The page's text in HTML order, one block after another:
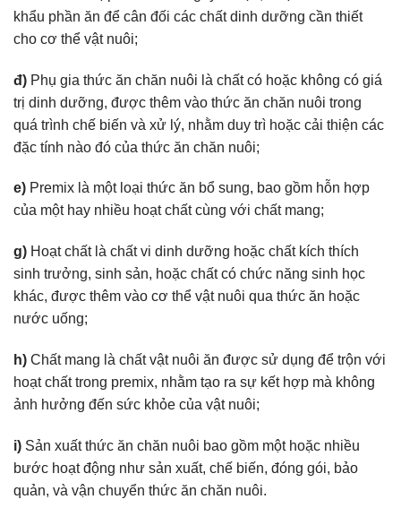
khẩu phần ăn để cân đối các chất dinh dưỡng cần thiết
cho cơ thể vật nuôi;
đ) Phụ gia thức ăn chăn nuôi là chất có hoặc không có giá
trị dinh dưỡng, được thêm vào thức ăn chăn nuôi trong
quá trình chế biến và xử lý, nhằm duy trì hoặc cải thiện các
đặc tính nào đó của thức ăn chăn nuôi;
e) Premix là một loại thức ăn bổ sung, bao gồm hỗn hợp
của một hay nhiều hoạt chất cùng với chất mang;
g) Hoạt chất là chất vi dinh dưỡng hoặc chất kích thích
sinh trưởng, sinh sản, hoặc chất có chức năng sinh học
khác, được thêm vào cơ thể vật nuôi qua thức ăn hoặc
nước uống;
h) Chất mang là chất vật nuôi ăn được sử dụng để trộn với
hoạt chất trong premix, nhằm tạo ra sự kết hợp mà không
ảnh hưởng đến sức khỏe của vật nuôi;
i) Sản xuất thức ăn chăn nuôi bao gồm một hoặc nhiều
bước hoạt động như sản xuất, chế biến, đóng gói, bảo
quản, và vận chuyển thức ăn chăn nuôi.